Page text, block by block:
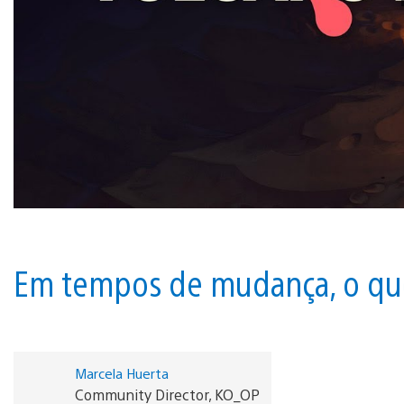
Em tempos de mudança, o
Marcela Huerta
Community Director, KO_OP